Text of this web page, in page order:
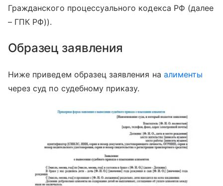
Гражданского процессуального кодекса РФ (далее
– ГПК РФ)).
Образец заявления
Ниже приведем образец заявления на алименты
через суд по судебному приказу.